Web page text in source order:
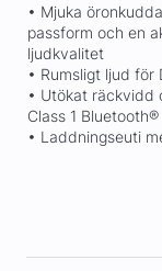
• Mjuka
passform och en
ljudkvalitet
• Rumsligt ljud
• Utökat räckvidd
Class 1 Bluetooth®
• Laddningseuti